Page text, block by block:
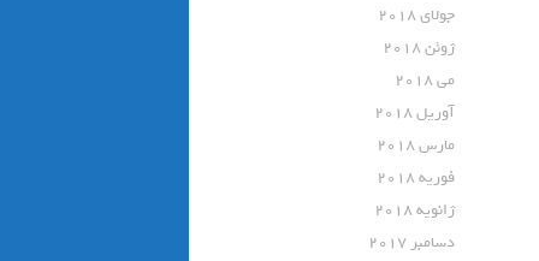
جولای 2018
ژوئن 2018
می 2018
آوریل 2018
مارس 2018
فوریه 2018
ژانویه 2018
دسامبر 2017